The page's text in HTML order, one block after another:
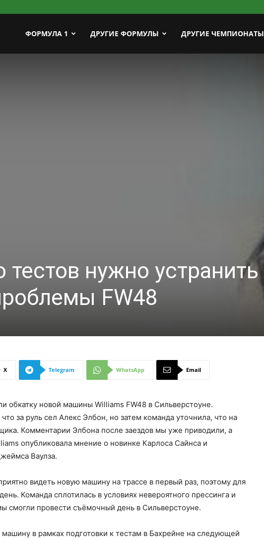
AutoMotorSport
ФОРМУЛА 1 ДРУГИЕ ФОРМУЛЫ ДРУГИЕ ЧЕМПИОНАТЫ
тестов нужно устранить
FW48
X Telegram WhatsApp Email
обкатку новой машины Williams FW48 в Сильверстоуне.
за руль сел Алекс Элбон, но затем команда уточнила, что на
Комментарии Элбона после заездов мы уже приводили, а
опубликовала мнение о новинке Карлоса Сайнса и
Ваулза.
видеть новую машину на трассе в первый раз, поэтому для
Команда сплотилась в условиях невероятного прессинга и
смогли провести съёмочный день в Сильверстоуне.
в рамках подготовки к тестам в Бахрейне на следующей